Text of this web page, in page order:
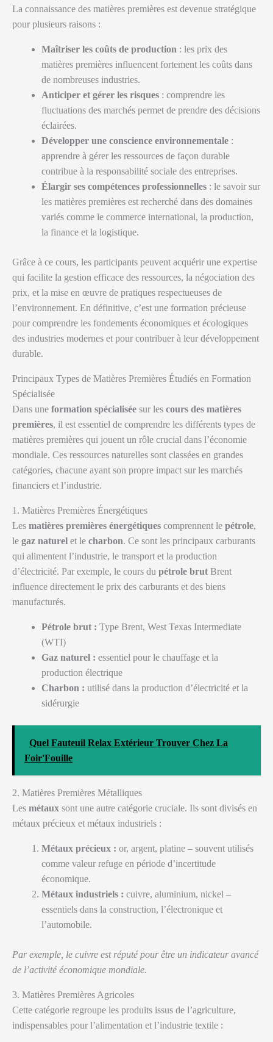
La connaissance des matières premières est devenue stratégique
pour plusieurs raisons :
Maîtriser les coûts de production : les prix des
matières premières influencent fortement les coûts dans
de nombreuses industries.
Anticiper et gérer les risques : comprendre les
fluctuations des marchés permet de prendre des décisions
éclairées.
Développer une conscience environnementale :
apprendre à gérer les ressources de façon durable
contribue à la responsabilité sociale des entreprises.
Élargir ses compétences professionnelles : le savoir sur
les matières premières est recherché dans des domaines
variés comme le commerce international, la production,
la finance et la logistique.
Grâce à ce cours, les participants peuvent acquérir une expertise
qui facilite la gestion efficace des ressources, la négociation des
prix, et la mise en œuvre de pratiques respectueuses de
l’environnement. En définitive, c’est une formation précieuse
pour comprendre les fondements économiques et écologiques
des industries modernes et pour contribuer à leur développement
durable.
Principaux Types de Matières Premières Étudiés en Formation
Spécialisée
Dans une formation spécialisée sur les cours des matières
premières, il est essentiel de comprendre les différents types de
matières premières qui jouent un rôle crucial dans l’économie
mondiale. Ces ressources naturelles sont classées en grandes
catégories, chacune ayant son propre impact sur les marchés
financiers et l’industrie.
1. Matières Premières Énergétiques
Les matières premières énergétiques comprennent le pétrole,
le gaz naturel et le charbon. Ce sont les principaux carburants
qui alimentent l’industrie, le transport et la production
d’électricité. Par exemple, le cours du pétrole brut Brent
influence directement le prix des carburants et des biens
manufacturés.
Pétrole brut : Type Brent, West Texas Intermediate
(WTI)
Gaz naturel : essentiel pour le chauffage et la
production électrique
Charbon : utilisé dans la production d’électricité et la
sidérurgie
Quel Fauteuil Relax Extérieur Trouver Chez La
Foir'Fouille
2. Matières Premières Métalliques
Les métaux sont une autre catégorie cruciale. Ils sont divisés en
métaux précieux et métaux industriels :
Métaux précieux : or, argent, platine – souvent utilisés
comme valeur refuge en période d’incertitude
économique.
Métaux industriels : cuivre, aluminium, nickel –
essentiels dans la construction, l’électronique et
l’automobile.
Par exemple, le cuivre est réputé pour être un indicateur avancé
de l’activité économique mondiale.
3. Matières Premières Agricoles
Cette catégorie regroupe les produits issus de l’agriculture,
indispensables pour l’alimentation et l’industrie textile :